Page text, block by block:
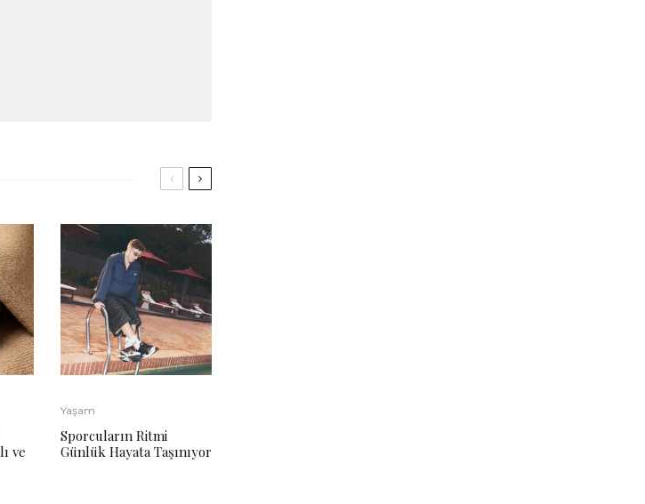
ve
Yaşam
Sporcuların Ritmi
Günlük Hayata Taşınıyor